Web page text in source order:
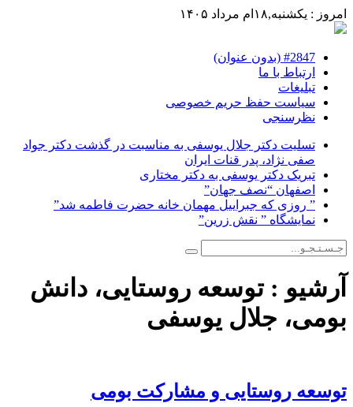
امروز : یکشنبه,۱۸ام مرداد ۱۴۰۵
#2847 (بدون عنوان)
ارتباط با ما
تبلیغات
سیاست حفظ حریم خصوصی
نظرسنجی
تسلیت دکتر جلال یوسفی به مناسبت در گذشت دکتر جواد
صفی نژاد، پدر قنات ایران
تبریک دکتر یوسفی به دکتر مختاری
اصفهان “نصف جهان”
” روزی که جبراییل مهمان خانه حضرت فاطمه شد”
نمایشگاه ” نقش زرین”
آرشیو :توسعه روستایی، دانش
بومی، جلال یوسفی
توسعه روستایی و مشارکت بومی